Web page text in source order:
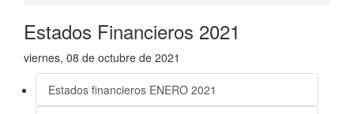
Estados Financieros 2021
viernes, 08 de octubre de 2021
Estados financieros ENERO 2021